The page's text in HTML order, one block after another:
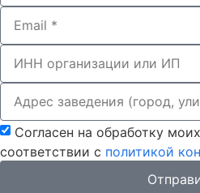
Согласен на обработку
соответствии с политикой